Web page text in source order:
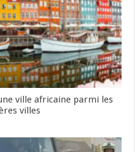
ville africaine parmi les
villes